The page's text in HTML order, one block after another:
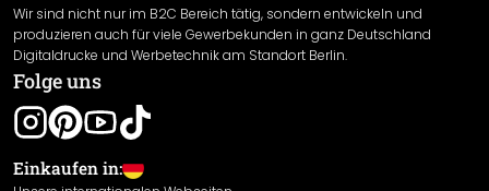
Widerrufsrecht
Datenschutzerklärung
Gewährleistung
Leistungserklärung / CE-Zeichen
Cookie Einstellungen
Wir sind nicht nur im B2C Bereich tätig, sondern entwickeln und
produzieren auch für viele Gewerbekunden in ganz Deutschland
Digitaldrucke und Werbetechnik am Standort Berlin.
Folge uns
Einkaufen in: